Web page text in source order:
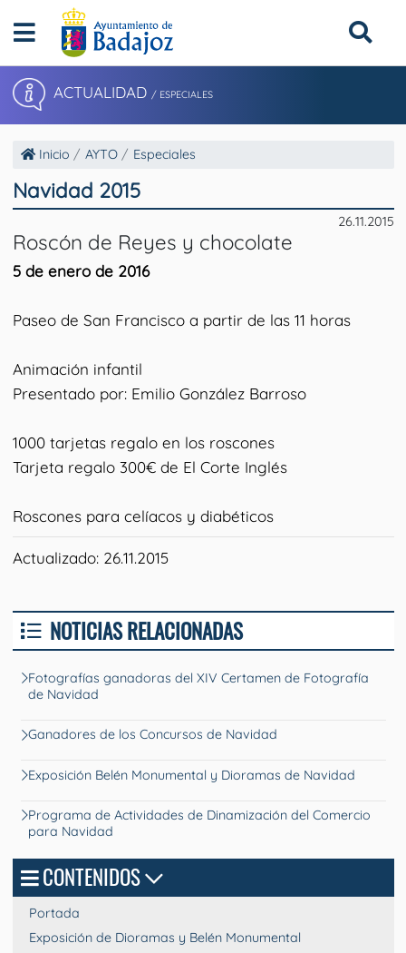
ACTUALIDAD / ESPECIALES
Inicio AYTO Especiales
Navidad 2015
26.11.2015
Roscón de Reyes y chocolate
5 de enero de 2016
Paseo de San Francisco a partir de las 11 horas
Animación infantil
Presentado por: Emilio González Barroso
1000 tarjetas regalo en los roscones
Tarjeta regalo 300€ de El Corte Inglés
Roscones para celíacos y diabéticos
Actualizado: 26.11.2015
NOTICIAS RELACIONADAS
Fotografías ganadoras del XIV Certamen de Fotografía
de Navidad
Ganadores de los Concursos de Navidad
Exposición Belén Monumental y Dioramas de Navidad
Programa de Actividades de Dinamización del Comercio
para Navidad
CONTENIDOS
Portada
Exposición de Dioramas y Belén Monumental